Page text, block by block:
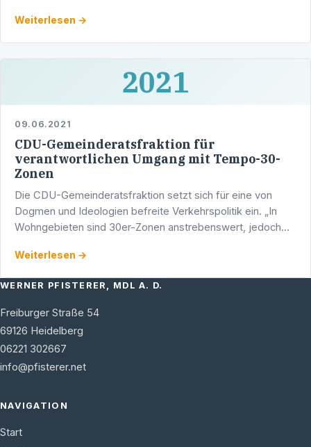
Weiterlesen →
2021
09.06.2021
CDU-Gemeinderatsfraktion für
verantwortlichen Umgang mit Tempo-30-
Zonen
Die CDU-Gemeinderatsfraktion setzt sich für eine von
Dogmen und Ideologien befreite Verkehrspolitik ein. „In
Wohngebieten sind 30er-Zonen anstrebenswert, jedoch
Weiterlesen →
WERNER PFISTERER, MDL A. D.
Freiburger Straße 54
69126 Heidelberg
06221 302667
info@pfisterer.net
NAVIGATION
Start